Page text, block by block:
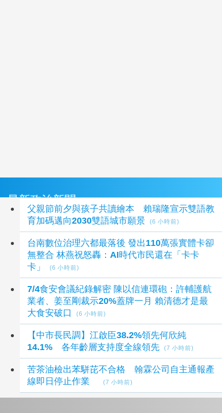
最新政治新聞
父親節前夕與孩子共讀繪本 賴瑞隆宣示雙語教
育加碼邁向2030雙語城市願景
(6 小時前)
台南數位治理六都最落後 發出110萬張實體卡卻
無整合 林燕祝怒轟：AI時代市民還在「卡卡
卡」
(6 小時前)
7/4食安會議紀錄解密 陳以信連環砲：許輔護航
業者、姜至剛裁示20%蓋牌一月 賴清德才是最
大食安破口
(6 小時前)
【中市長民調】江啟臣38.2%領先何欣純
14.1% 各年齡層支持度全線領先
(7 小時前)
苦茶油檢出苯駢芘不合格 翰霖公司自主通報產
線即日停止作業
(7 小時前)